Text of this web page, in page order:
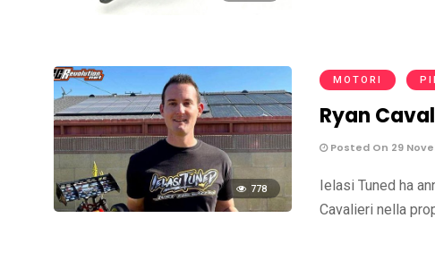
778
MOTORI
Ryan
Posted On 29
Ielasi Tuned ha
Cavalieri nella